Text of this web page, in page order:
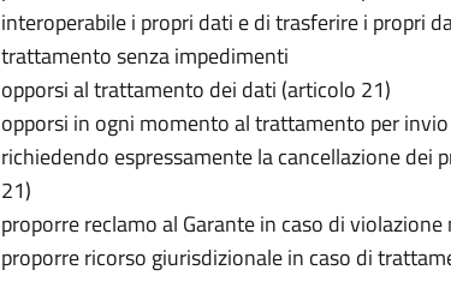
interoperabile i propri dati e di trasferire i propri
trattamento senza impedimenti
opporsi al trattamento dei dati (articolo 21)
opporsi in ogni momento al trattamento per
richiedendo espressamente la cancellazione
21)
proporre reclamo al Garante in caso di
proporre ricorso giurisdizionale in caso di